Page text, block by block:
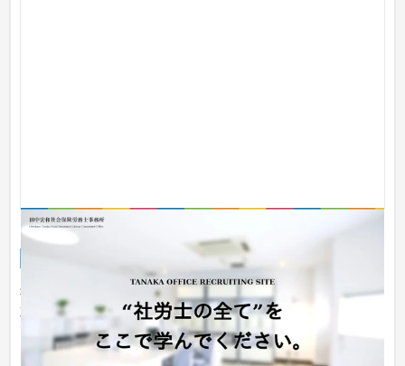
田中宏和社会保険労務士事務所
31〜50万円
社会保険労務士事務所の採用LPサイトです。 スマートフォンに
対応したレスポンシブデザインで作成しております。 採用媒体
での利...